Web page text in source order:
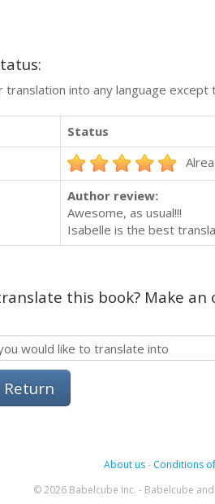
translation into any language
Status
Author review:
Awesome, as usual!!!
Isabelle is the best
this book? Make
Return
About us- Conditions
© 2026 Babelcube Inc. - Babelcube